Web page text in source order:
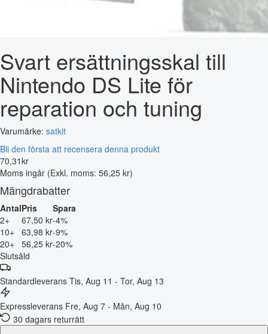
Svart ersättningsskal till
Nintendo DS Lite för
reparation och tuning
Varumärke: satkit
Bli den första att recensera denna produkt
70,31kr
Moms ingår (Exkl. moms: 56,25 kr)
Mängdrabatter
AntalPris
Spara
2+
67,50 kr-4%
10+ 63,98 kr-9%
20+ 56,25 kr-20%
Slutsåld
Standardleverans Tis, Aug 11 - Tor, Aug 13
Expressleverans Fre, Aug 7 - Mån, Aug 10
30 dagars returrätt